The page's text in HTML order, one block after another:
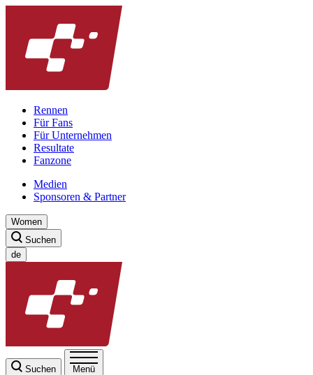
Rennen
Für Fans
Für Unternehmen
Resultate
Fanzone
Medien
Sponsoren & Partner
Women
Suchen
de
Suchen Menü